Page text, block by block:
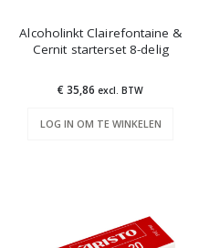
Alcoholinkt Clairefontaine &
Cernit starterset 8-delig
€ 35,86excl. BTW
LOG IN OM TE WINKELEN